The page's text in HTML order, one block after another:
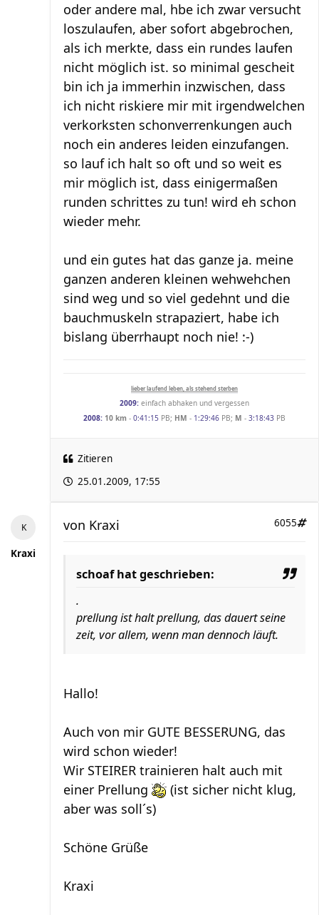
oder andere mal, hbe ich zwar versucht
loszulaufen, aber sofort abgebrochen,
als ich merkte, dass ein rundes laufen
nicht möglich ist. so minimal gescheit
bin ich ja immerhin inzwischen, dass
ich nicht riskiere mir mit irgendwelchen
verkorksten schonverrenkungen auch
noch ein anderes leiden einzufangen.
so lauf ich halt so oft und so weit es
mir möglich ist, dass einigermaßen
runden schrittes zu tun! wird eh schon
wieder mehr.
und ein gutes hat das ganze ja. meine
ganzen anderen kleinen wehwehchen
sind weg und so viel gedehnt und die
bauchmuskeln strapaziert, habe ich
bislang überrhaupt noch nie! :-)
lieber laufend leben, als stehend sterben
2009: einfach abhaken und vergessen
2008: 10 km - 0:41:15 PB; HM - 1:29:46 PB; M - 3:18:43 PB
Zitieren
25.01.2009, 17:55
Kraxi
6055
von Kraxi
schoaf hat geschrieben:
.
prellung ist halt prellung, das dauert seine
zeit, vor allem, wenn man dennoch läuft.
Hallo!
Auch von mir GUTE BESSERUNG, das
wird schon wieder!
Wir STEIRER trainieren halt auch mit
einer Prellung
(ist sicher nicht klug,
aber was soll´s)
Schöne Grüße
Kraxi